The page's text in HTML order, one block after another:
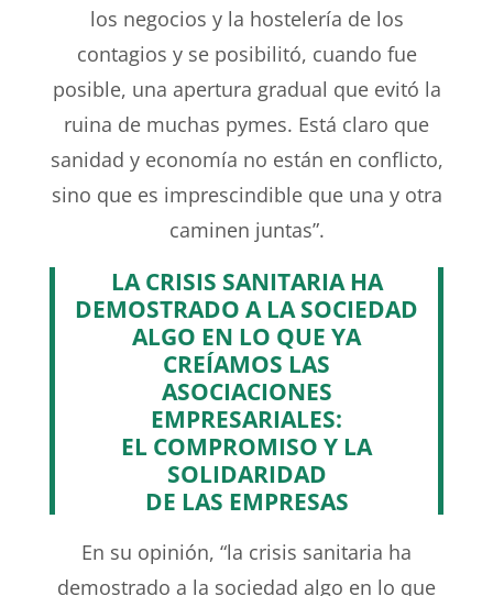
los negocios y la hostelería de los
contagios y se posibilitó, cuando fue
posible, una apertura gradual que evitó la
ruina de muchas pymes. Está claro que
sanidad y economía no están en conflicto,
sino que es imprescindible que una y otra
caminen juntas”.
LA CRISIS SANITARIA HA
DEMOSTRADO A LA SOCIEDAD
ALGO EN LO QUE YA
CREÍAMOS LAS
ASOCIACIONES
EMPRESARIALES:
EL COMPROMISO Y LA
SOLIDARIDAD
DE LAS EMPRESAS
En su opinión, “la crisis sanitaria ha
demostrado a la sociedad algo en lo que